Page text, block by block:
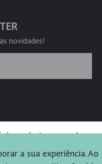
novidades!
os direitos reservados.
a sua experiência. Ao